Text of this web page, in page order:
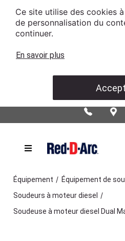
Ce site utilise des cookies
de personnalisation du
continuer.
En savoir plus
Équipement / Équipement de
Soudeurs à moteur diesel /
Soudeuse à moteur diesel Dual